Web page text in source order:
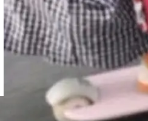
力都看得清、管
！ 一、从现在开
核心成员，Se
）以及 Oriol Vin
智能体——一位全
需求、规划步
平台，curl 一行
GitCode · GitHu
、macOS / Linu
# macOS / Linu
solon.noea
Coding
）
与价值 在软件工
识资产的主要载
十万乃至数百万
用可承载的上下
张与代码历史的
、接口契约、业
十乃至数百个文
算法工程
起案件：北京一
自己接的私活腾
部门的全部核心